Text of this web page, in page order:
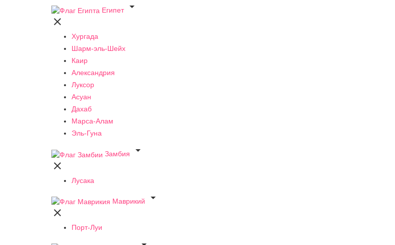
Египет


Хургада
Шарм-эль-Шейх
Каир
Александрия
Луксор
Асуан
Дахаб
Марса-Алам
Эль-Гуна
Замбия


Лусака
Маврикий


Порт-Луи